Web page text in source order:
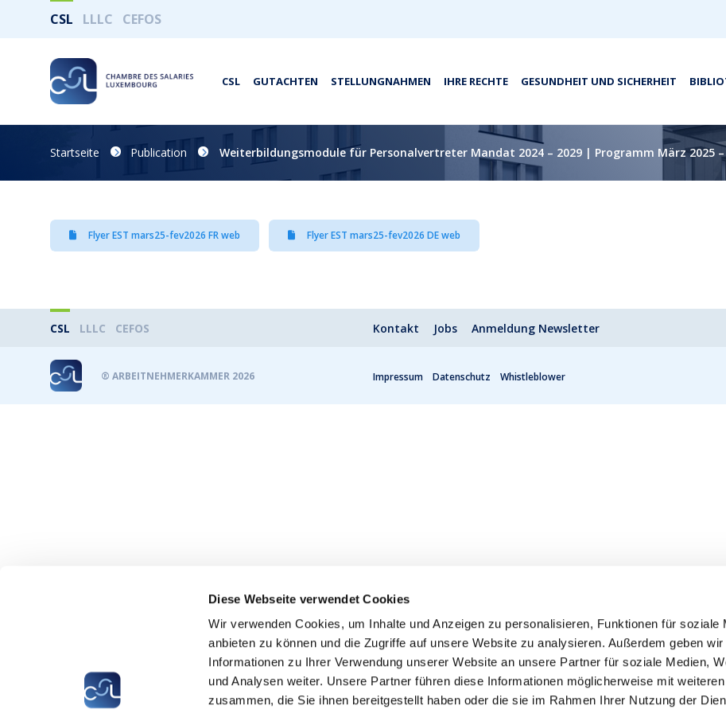
Diese Webseite verwendet Cookies
Wir verwenden Cookies, um Inhalte und Anzeigen zu personalisieren, Funktionen für soziale
anbieten zu können und die Zugriffe auf unsere Website zu analysieren. Außerdem geben wir
Informationen zu Ihrer Verwendung unserer Website an unsere Partner für soziale Medien,
und Analysen weiter. Unsere Partner führen diese Informationen möglicherweise mit
zusammen, die Sie ihnen bereitgestellt haben oder die sie im Rahmen Ihrer Nutzung der
CSL LLLC CEFOS
CSL GUTACHTEN STELLUNGNAHMEN IHRE RECHTE GESUNDHEIT UND SICHERHEIT
Startseite Publication Weiterbildungsmodule für Personalvertreter Mandat 2024 – 2029 | Programm März 2025 –
Flyer EST mars25-fev2026 FR web Flyer EST mars25-fev2026 DE web
CSL LLLC CEFOS Kontakt Jobs Anmeldung Newsletter
® ARBEITNEHMERKAMMER 2026 Impressum Datenschutz Whistleblower